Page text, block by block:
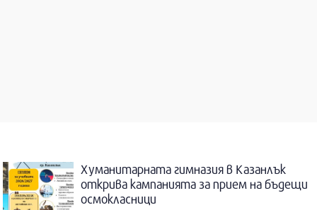
Хуманитарната гимназия в Казанлък
открива кампанията за прием на бъдещи
осмокласници